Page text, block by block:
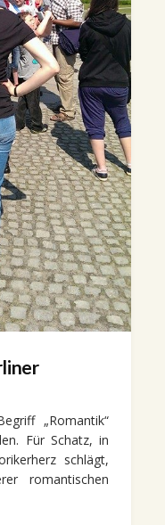
„Romantik“
Für Schatz, in
schlägt,
romantischen